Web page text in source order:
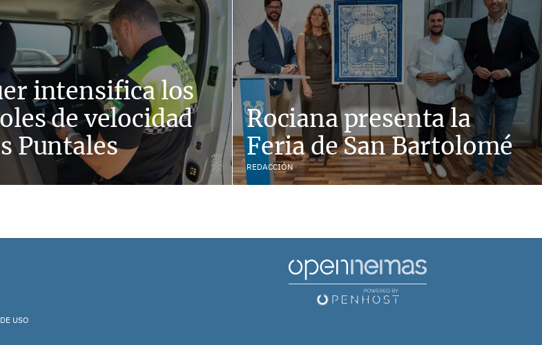
intensifica los
de velocidad
Puntales
Rociana presenta la
Feria de San Bartolomé
REDACCIÓN
USO